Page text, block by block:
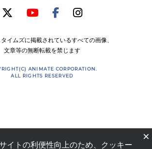
イムズに掲載されているすべての画像、
文章等の無断転載を禁じます
ANIMATE CORPORATION.
ALL RIGHTS RESERVED
×
イトの利便性向上のため、クッキー